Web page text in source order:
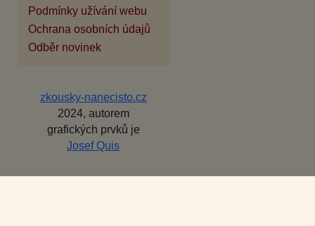
Podmínky užívání webu
Ochrana osobních údajů
Odběr novinek
zkousky-nanecisto.cz
2024, autorem
grafických prvků je
Josef Quis